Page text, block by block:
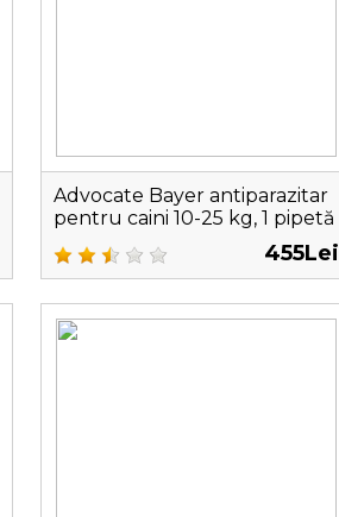
Advocate Bayer antiparazitar
pentru caini 10-25 kg, 1 pipetă
455Lei